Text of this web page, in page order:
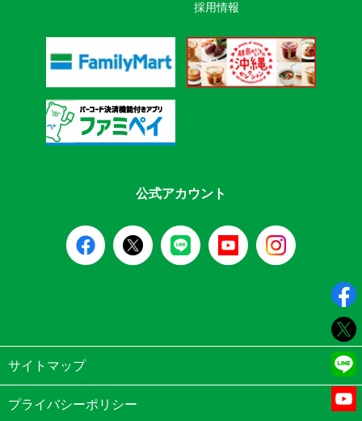
採用情報
公式アカウント
サイトマップ
プライバシーポリシー